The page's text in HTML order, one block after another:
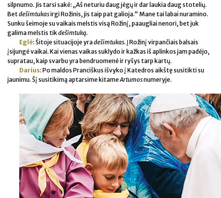
silpnumo. Jis tarsi sakė: „Aš neturiu daug jėgų ir dar laukia daug stotelių.
Betdešimtukasirgi Rožinis, jis taip pat galioja.“ Mane tai labai nuramino.
Sunku šeimoje su vaikais melstis visą Rožinį, paaugliai nenori, bet juk
galima melstis tik dešimtuką.
Eglė: Šitoje situacijoje yradešimtukas. Į Rožinį virpančiais balsais
įsijungė vaikai. Kai vienas vaikas suklydo ir kažkas iš aplinkos jam padėjo,
supratau, kaip svarbu yra bendruomenė ir ryšys tarp kartų.
Darius: Po maldos Pranciškus išvyko į Katedros aikštę susitikti su
jaunimu. Šį susitikimą aptarsime kitameArtumosnumeryje.